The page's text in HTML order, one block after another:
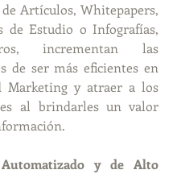
Artículos, Whitepapers,
de Estudio o Infografías,
incrementan las
de ser más eficientes en
Marketing y atraer a los
al brindarles un valor
y de Alto